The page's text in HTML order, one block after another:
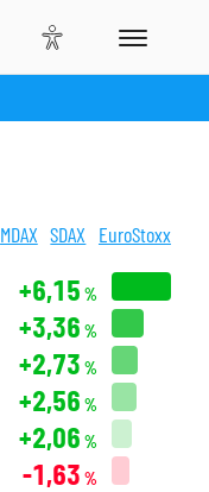
MDAX SDAX EuroStoxx
+6,15 %
+3,36 %
+2,73 %
+2,56 %
+2,06 %
-1,63 %